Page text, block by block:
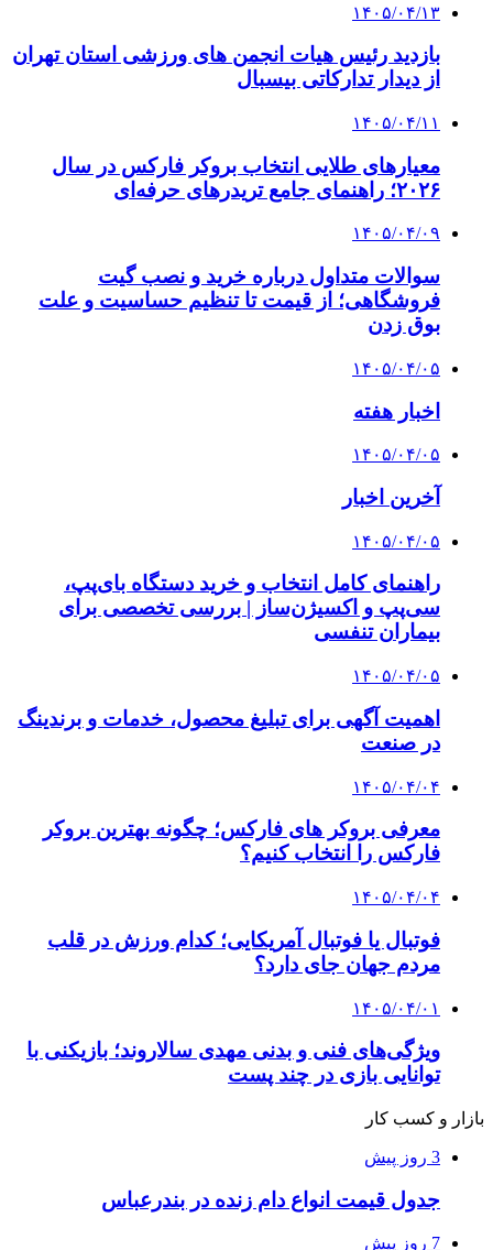
۱۴۰۵/۰۴/۱۳
بازدید رئیس هیات انجمن های ورزشی استان تهران
از دیدار تدارکاتی بیسبال
۱۴۰۵/۰۴/۱۱
معیارهای طلایی انتخاب بروکر فارکس در سال
۲۰۲۶؛ راهنمای جامع تریدرهای حرفه‌ای
۱۴۰۵/۰۴/۰۹
سوالات متداول درباره خرید و نصب گیت
فروشگاهی؛ از قیمت تا تنظیم حساسیت و علت
بوق زدن
۱۴۰۵/۰۴/۰۵
اخبار هفته
۱۴۰۵/۰۴/۰۵
آخرین اخبار
۱۴۰۵/۰۴/۰۵
راهنمای کامل انتخاب و خرید دستگاه بای‌پپ،
سی‌پپ و اکسیژن‌ساز | بررسی تخصصی برای
بیماران تنفسی
۱۴۰۵/۰۴/۰۵
اهمیت آگهی برای تبلیغ محصول، خدمات و برندینگ
در صنعت
۱۴۰۵/۰۴/۰۴
معرفی بروکر های فارکس؛ چگونه بهترین بروکر
فارکس را انتخاب کنیم؟
۱۴۰۵/۰۴/۰۴
فوتبال یا فوتبال آمریکایی؛ کدام ورزش در قلب
مردم جهان جای دارد؟
۱۴۰۵/۰۴/۰۱
ویژگی‌های فنی و بدنی مهدی سالاروند؛ بازیکنی با
توانایی بازی در چند پست
بازار و کسب کار
3 روز پیش
جدول قیمت انواع دام زنده در بندرعباس
7 روز پیش